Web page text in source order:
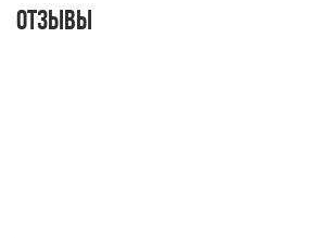
Отзывы